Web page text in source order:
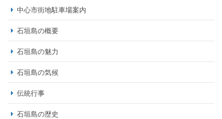
中心市街地駐車場案内
石垣島の概要
石垣島の魅力
石垣島の気候
伝統行事
石垣島の歴史